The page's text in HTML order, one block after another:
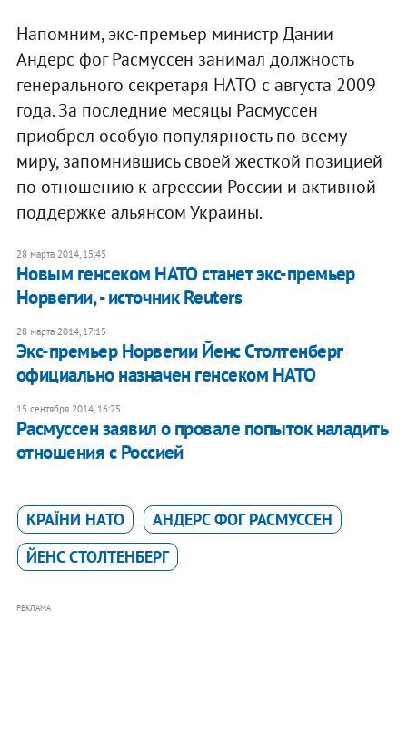
Напомним, экс-премьер министр Дании
Андерс фог Расмуссен занимал должность
генерального секретаря НАТО с августа 2009
года. За последние месяцы Расмуссен
приобрел особую популярность по всему
миру, запомнившись своей жесткой позицией
по отношению к агрессии России и активной
поддержке альянсом Украины.
28 марта 2014, 15:45
Новым генсеком НАТО станет экс-премьер
Норвегии, - источник Reuters
28 марта 2014, 17:15
Экс-премьер Норвегии Йенс Столтенберг
официально назначен генсеком НАТО
15 сентября 2014, 16:25
Расмуссен заявил о провале попыток наладить
отношения с Россией
КРАЇНИ НАТО
АНДЕРС ФОГ РАСМУССЕН
ЙЕНС СТОЛТЕНБЕРГ
РЕКЛАМА